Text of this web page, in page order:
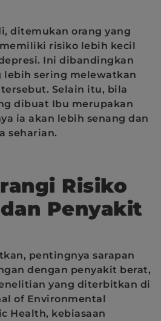
ditemukan orang yang
risiko lebih kecil
Ini dibandingkan
lebih sering melewatkan
Selain itu, bila
dibuat Ibu merupakan
ia akan lebih senang dan
seharian.
Risiko
Penyakit
pentingnya sarapan
dengan penyakit berat,
yang diterbitkan di
of Environmental
Health, kebiasaan